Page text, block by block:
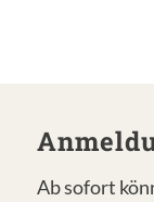
Ab sofort